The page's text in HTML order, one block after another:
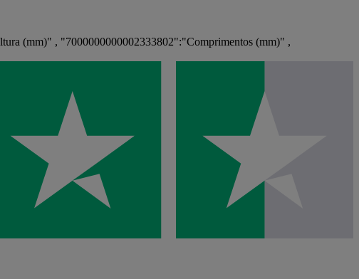
(mm)" , "7000000000002333802":"Comprimentos (mm)" ,